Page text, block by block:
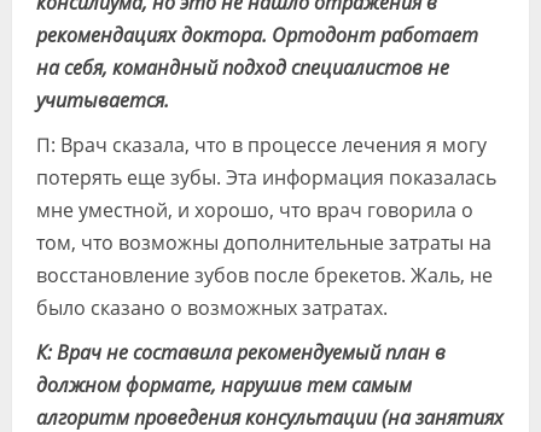
рекомендациях доктора. Ортодонт работает
на себя, командный подход специалистов не
учитывается.
П: Врач сказала, что в процессе лечения я могу
потерять еще зубы. Эта информация показалась
мне уместной, и хорошо, что врач говорила о
том, что возможны дополнительные затраты на
восстановление зубов после брекетов. Жаль, не
было сказано о возможных затратах.
К: Врач не составила рекомендуемый план в
должном формате, нарушив тем самым
алгоритм проведения консультации (на занятиях